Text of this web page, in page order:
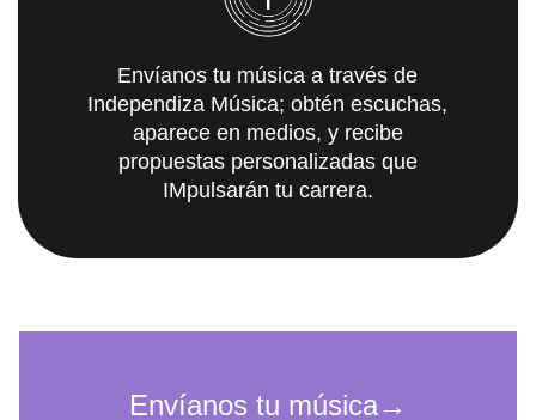
Envíanos tu música a través de
Independiza Música; obtén escuchas,
aparece en medios, y recibe
propuestas personalizadas que
IMpulsarán tu carrera.